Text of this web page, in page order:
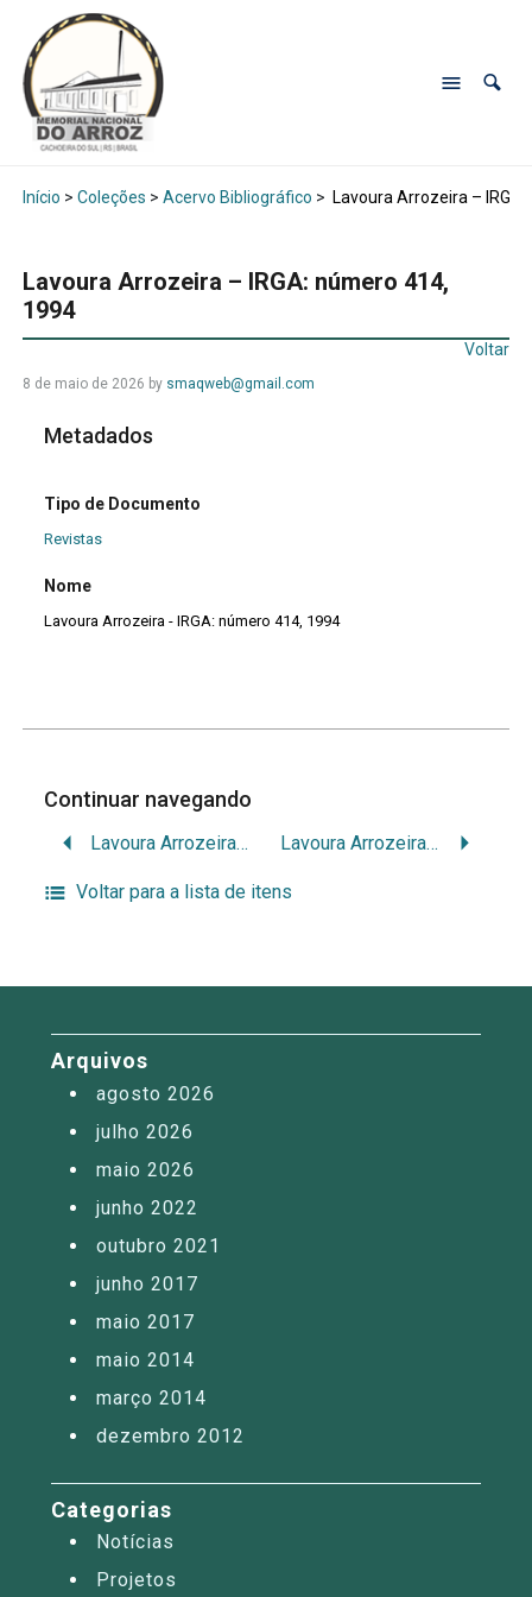
Início > Coleções > Acervo Bibliográfico > Lavoura Arrozeira –
Lavoura Arrozeira – IRGA: número 414,
1994
Voltar
8 de maio de 2026 by smaqweb@gmail.com
Metadados
Tipo de Documento
Revistas
Nome
Lavoura Arrozeira - IRGA: número 414, 1994
Continuar navegando
Lavoura Arrozeira – IRGA: número 413, 1995 Lavoura Arrozeira – IRGA: número 415, 1994
Voltar para a lista de itens
Arquivos
agosto 2026
julho 2026
maio 2026
junho 2022
outubro 2021
junho 2017
maio 2017
maio 2014
março 2014
dezembro 2012
Categorias
Notícias
Projetos